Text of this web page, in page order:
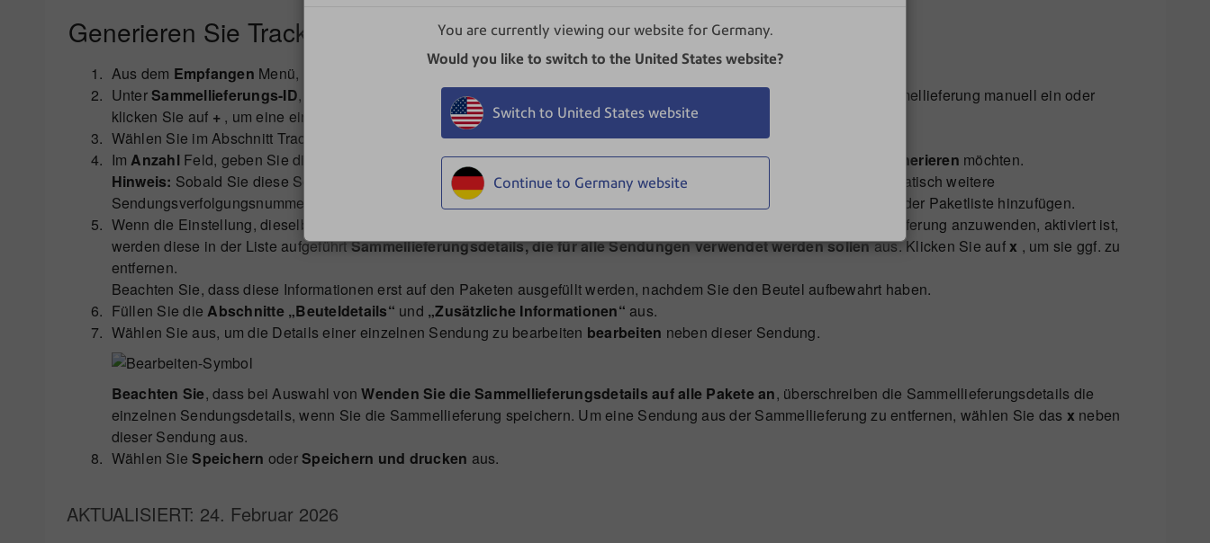
You are currently viewing our website for Germany.
Would you like to switch to the United States website?
Switch to United States website
Continue to Germany website
Generieren Sie Tracking-Nummern für Pakete in einer Sammellieferung
Aus dem Empfangen Menü, wählen Sie Sammellieferung
UnterSammellieferungs-ID, scannen Sie den Barcode der Sammellieferung, geben Sie die Tracking-Nummer der Sammellieferung manuell ein oder
klicken Sie auf +, um eine eindeutige Tracking-Nummer für die Sammellieferung zu generieren.
Wählen Sie im Abschnitt Tracking-Nummer
Mehrereaus.
ImAnzahlFeld, geben Sie die Anzahl der Tracking-Nummern der Sendungen ein, die Sie für diese Sammellieferung generieren möchten.
Hinweis: Sobald Sie diese Sendungsverfolgungsnummern für den Beutel generiert haben, können Sie nicht mehr automatisch weitere
Sendungsverfolgungsnummern dafür generieren. Sie können dem Beutel jedoch bei Bedarf manuell weitere Pakete aus der Paketliste hinzufügen.
Wenn die Einstellung, dieselben Frachtführer-, Absender- oder Empfängerinformationen auf alle Pakete in der Sammellieferung anzuwenden, aktiviert ist,
werden diese in der Liste aufgeführtSammellieferungsdetails, die für alle Sendungen verwendet werden sollenaus. Klicken Sie aufx , um sie ggf. zu
entfernen.
Beachten Sie, dass diese Informationen erst auf den Paketen ausgefüllt werden, nachdem Sie den Beutel aufbewahrt haben.
Füllen Sie dieAbschnitte „Beuteldetails“ und „Zusätzliche Informationen“ aus.
Wählen Sie aus, um die Details einer einzelnen Sendung zu bearbeiten bearbeiten neben dieser Sendung.
Beachten Sie, dass bei Auswahl vonWenden Sie die Sammellieferungsdetails auf alle Pakete an, überschreiben die Sammellieferungsdetails die
einzelnen Sendungsdetails, wenn Sie die Sammellieferung speichern. Um eine Sendung aus der Sammellieferung zu entfernen, wählen Sie das x neben
dieser Sendung aus.
Wählen SieSpeichern oderSpeichern und drucken aus.
AKTUALISIERT: 24. Februar 2026